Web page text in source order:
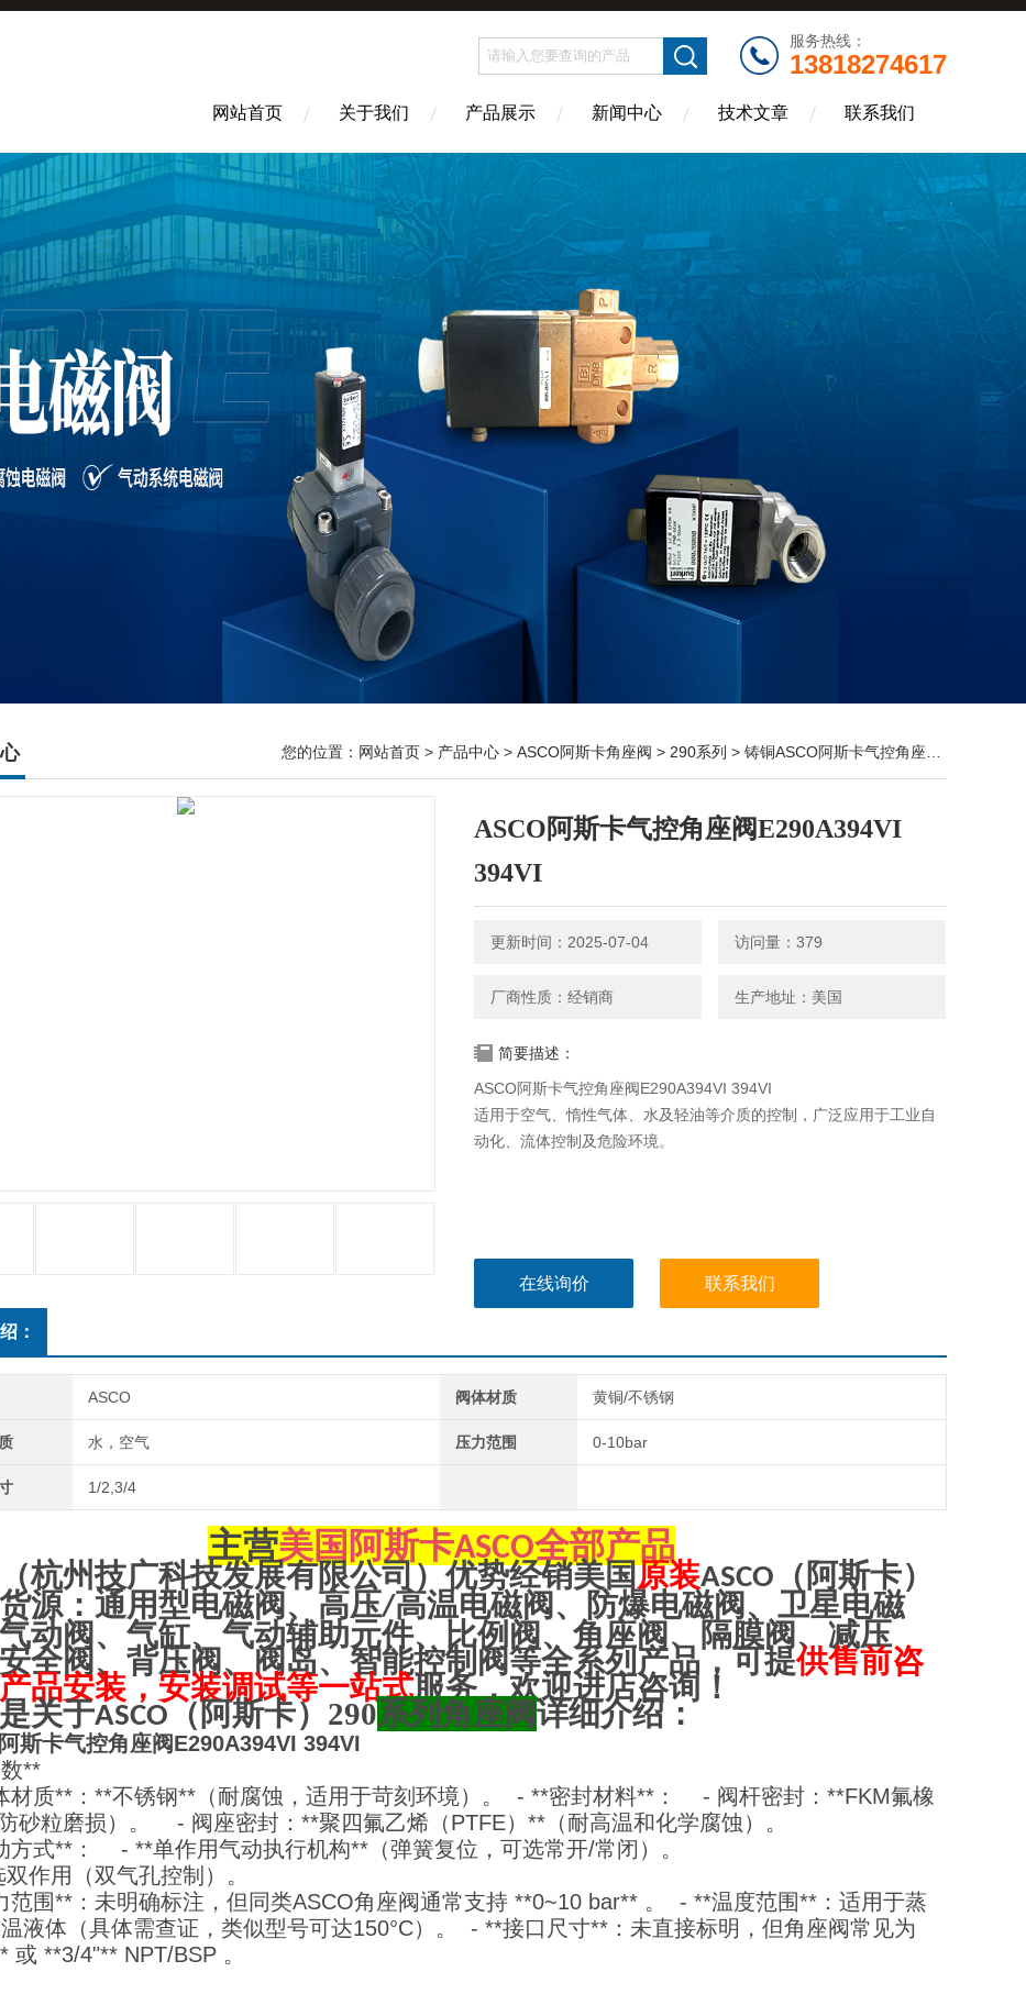
服务热线：
13818274617
网站首页 关于我们 产品展示 新闻中心 技术文章 联系我们
您的位置： 网站首页 > 产品中心 > ASCO阿斯卡角座阀 > 290系列 > 铸铜ASCO阿斯卡气控角座阀E290A394VI 394VI
ASCO阿斯卡气控角座阀E290A394VI
394VI
更新时间：2025-07-04 访问量：379
厂商性质：经销商 生产地址：美国
简要描述：
ASCO阿斯卡气控角座阀E290A394VI 394VI
适用于空气、惰性气体、水及轻油等介质的控制，广泛应用于工业自
动化、流体控制及危险环境。
在线询价 联系我们
：
ASCO 阀体材质 黄铜/不锈钢
水，空气 压力范围 0-10bar
1/2,3/4
主营美国阿斯卡ASCO全部产品
杭州技广科技发展有限公司）优势经销美国原装ASCO （阿斯卡）
源：通用型电磁阀、高压/高温电磁阀、防爆电磁阀、卫星电磁
动阀、气缸、气动辅助元件、比例阀、角座阀、隔膜阀、减压
全阀、背压阀、阀岛、智能控制阀等全系列产品，可提供售前咨
品安装，安装调试等一站式服务，欢迎进店咨询！
关于ASCO（阿斯卡）290系列角座阀详细介绍：
斯卡气控角座阀E290A394VI 394VI
**
材质**：**不锈钢**（耐腐蚀，适用于苛刻环境）。 - **密封材料**： - 阀杆密封：**FKM氟橡
砂粒磨损）。 - 阀座密封：**聚四氟乙烯（PTFE）**（耐高温和化学腐蚀）。
方式**： - **单作用气动执行机构**（弹簧复位，可选常开/常闭）。
双作用（双气孔控制）。
范围**：未明确标注，但同类ASCO角座阀通常支持 **0~10 bar** 。 - **温度范围**：适用于蒸
液体（具体需查证，类似型号可达150°C）。 - **接口尺寸**：未直接标明，但角座阀常见为
或 **3/4"** NPT/BSP 。